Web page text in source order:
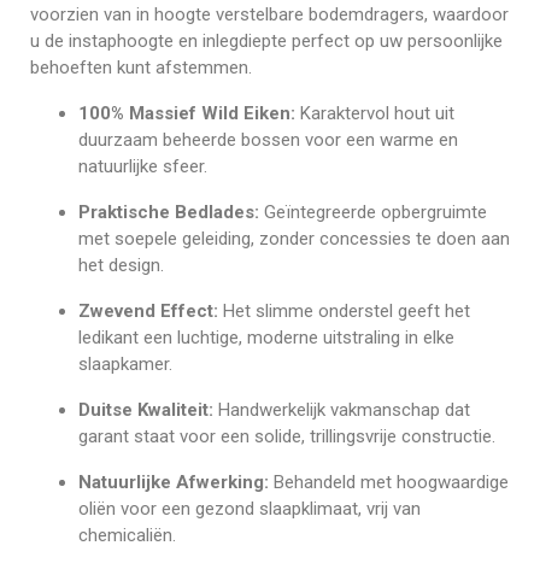
voorzien van in hoogte verstelbare bodemdragers, waardoor
u de instaphoogte en inlegdiepte perfect op uw persoonlijke
behoeften kunt afstemmen.
100% Massief Wild Eiken: Karaktervol hout uit
duurzaam beheerde bossen voor een warme en
natuurlijke sfeer.
Praktische Bedlades: Geïntegreerde opbergruimte
met soepele geleiding, zonder concessies te doen aan
het design.
Zwevend Effect: Het slimme onderstel geeft het
ledikant een luchtige, moderne uitstraling in elke
slaapkamer.
Duitse Kwaliteit: Handwerkelijk vakmanschap dat
garant staat voor een solide, trillingsvrije constructie.
Natuurlijke Afwerking: Behandeld met hoogwaardige
oliën voor een gezond slaapklimaat, vrij van
chemicaliën.